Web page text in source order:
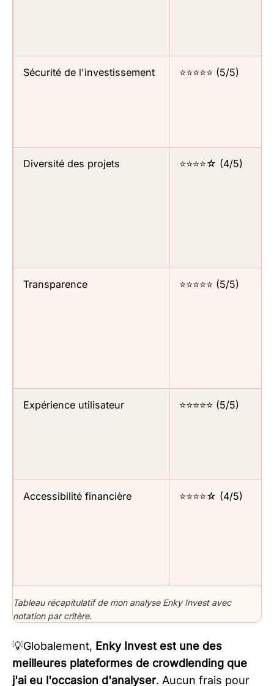
Sécurité de l'investissement ⭐⭐⭐⭐⭐ (5/5)
Diversité des projets ⭐⭐⭐⭐☆ (4/5)
Transparence ⭐⭐⭐⭐⭐ (5/5)
Expérience utilisateur ⭐⭐⭐⭐⭐ (5/5)
Accessibilité financière ⭐⭐⭐⭐☆ (4/5)
Tableau récapitulatif de mon analyse Enky Invest avec
notation par critère.
💡Globalement, Enky Invest est une des
meilleures plateformes de crowdlending que
j'ai eu l'occasion d'analyser. Aucun frais pour